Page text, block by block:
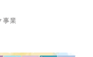
事業